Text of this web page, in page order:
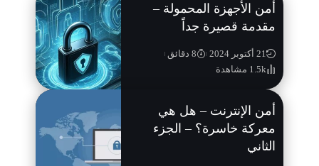
أمن الأجهزة المحمولة –
مقدمة قصيرة جداً
21 أكتوبر 2024
8 دقائق
1.5k مشاهدة
أمن الإنترنت – هل هي
معركة خاسرة؟ – الجزء
الثاني